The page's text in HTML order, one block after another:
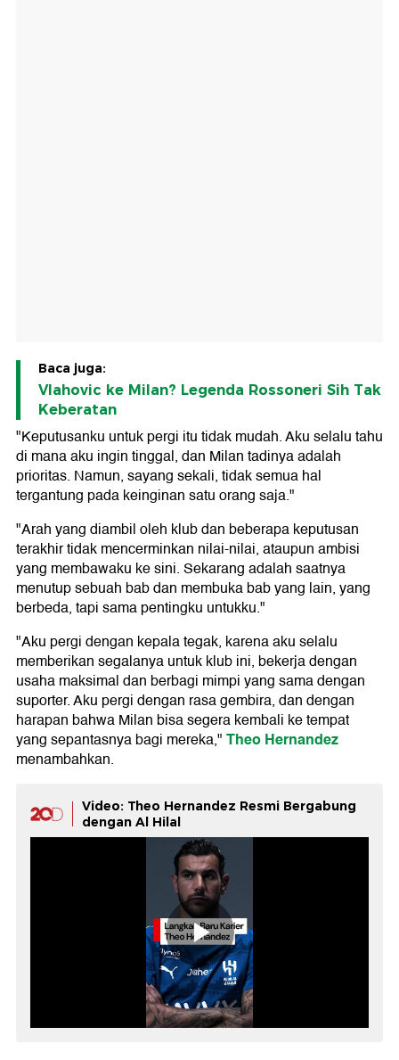
Baca juga:
Vlahovic ke Milan? Legenda Rossoneri Sih Tak
Keberatan
"Keputusanku untuk pergi itu tidak mudah. Aku selalu tahu
di mana aku ingin tinggal, dan Milan tadinya adalah
prioritas. Namun, sayang sekali, tidak semua hal
tergantung pada keinginan satu orang saja."
"Arah yang diambil oleh klub dan beberapa keputusan
terakhir tidak mencerminkan nilai-nilai, ataupun ambisi
yang membawaku ke sini. Sekarang adalah saatnya
menutup sebuah bab dan membuka bab yang lain, yang
berbeda, tapi sama pentingku untukku."
"Aku pergi dengan kepala tegak, karena aku selalu
memberikan segalanya untuk klub ini, bekerja dengan
usaha maksimal dan berbagi mimpi yang sama dengan
suporter. Aku pergi dengan rasa gembira, dan dengan
harapan bahwa Milan bisa segera kembali ke tempat
yang sepantasnya bagi mereka,"Theo Hernandez
menambahkan.
Video: Theo Hernandez Resmi Bergabung
dengan Al Hilal